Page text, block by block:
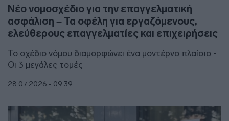
Νέο νομοσχέδιο για την επαγγελματική
ασφάλιση – Τα οφέλη για εργαζόμενους,
ελεύθερους επαγγελματίες και επιχειρήσεις
Το σχέδιο νόμου διαμορφώνει ένα μοντέρνο πλαίσιο -
Οι 3 μεγάλες τομές
28.07.2026 - 09:39